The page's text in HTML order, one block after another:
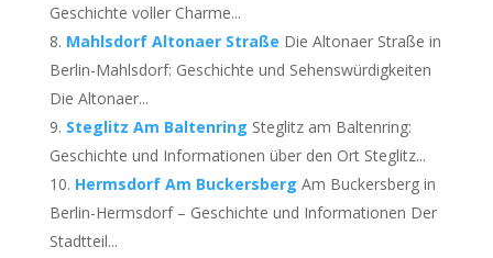
Geschichte voller Charme...
Mahlsdorf Altonaer Straße Die Altonaer Straße in
Berlin-Mahlsdorf: Geschichte und Sehenswürdigkeiten
Die Altonaer...
Steglitz Am Baltenring Steglitz am Baltenring:
Geschichte und Informationen über den Ort Steglitz...
Hermsdorf Am Buckersberg Am Buckersberg in
Berlin-Hermsdorf – Geschichte und Informationen Der
Stadtteil...